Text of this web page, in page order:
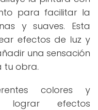
para facilitar la
y suaves. Esta
efectos de luz y
una sensación
tu obra.
colores y
lograr efectos